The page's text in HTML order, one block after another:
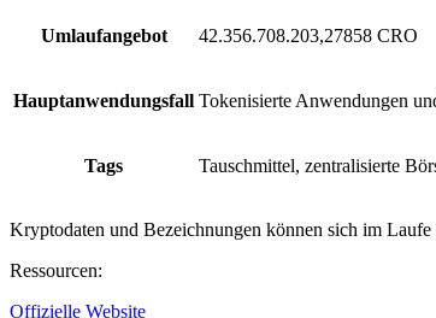
Umlaufangebot 42.356.708.203,27858 CRO
Hauptanwendungsfall Tokenisierte Anwendungen
Tags Tauschmittel, zentralisierte
Kryptodaten und Bezeichnungen können sich im
Ressourcen:
Offizielle Website